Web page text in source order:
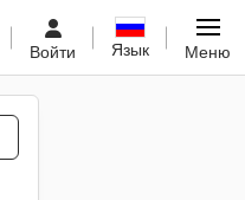
Войти Язык Меню